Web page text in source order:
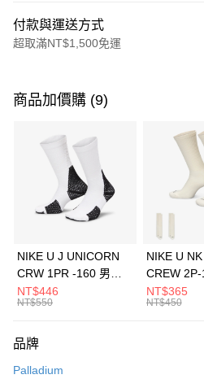
付款與運送方式
超取滿NT$1,500免運
信用卡一次付款
3 期 0 利率 每期
合作金庫商業銀行
華南商業銀行
上海商業儲蓄銀行
元大商業銀行
台灣樂天信用卡公司
Apple Pay
全盈+PAY
AFTEE先享後付
【關於「AFTEE先享後付」】
便利好安心！
運送方式
商品加價購 (9)
NIKE U J UNICORN
CRW 1PR -160 男女
中統襪 FZ3393100
NT$446
NT$550
NIKE U
CREW
EMBRDY
FZ3073133
NT$365
NT$450
品牌
Palladium